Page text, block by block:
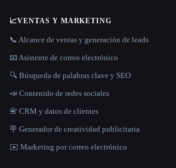
📈VENTAS Y MARKETING
📞 Alcance de ventas y generación de leads
📧 Asistente de correo electrónico
🔍 Búsqueda de palabras clave y SEO
📣 Contenido de redes sociales
📇 CRM y datos de clientes
🪧 Generador de creatividad publicitaria
✉️ Marketing por correo electrónico